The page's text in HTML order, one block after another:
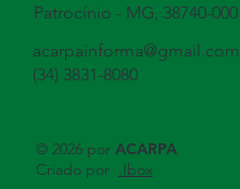
acarpainforma@gmail.com
(34) 3831-8080
Patrocínio - MG, 38740-000
© 2026 por ACARPA
Criado por .Ibox